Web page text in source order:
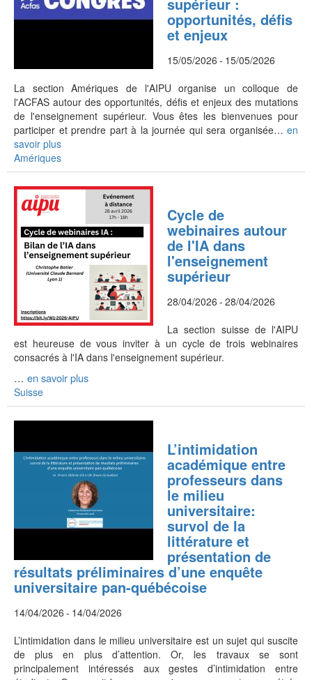
opportunités, défis
et enjeux
15/05/2026 - 15/05/2026
La section Amériques de l'AIPU organise un colloque de
l'ACFAS autour des opportunités, défis et enjeux des mutations
de l'enseignement supérieur. Vous êtes les bienvenues pour
participer et prendre part à la journée qui sera organisée… en
savoir plus
Amériques
Cycle de
webinaires autour
de l'IA dans
l'enseignement
supérieur
28/04/2026 - 28/04/2026
La section suisse de l'AIPU
est heureuse de vous inviter à un cycle de trois webinaires
consacrés à l'IA dans l'enseignement supérieur.
… en savoir plus
Suisse
L’intimidation
académique entre
professeurs dans
le milieu
universitaire:
survol de la
littérature et
présentation de
résultats préliminaires d’une enquête
universitaire pan-québécoise
14/04/2026 - 14/04/2026
L’intimidation dans le milieu universitaire est un sujet qui suscite
de plus en plus d’attention. Or, les travaux se sont
principalement intéressés aux gestes d’intimidation entre